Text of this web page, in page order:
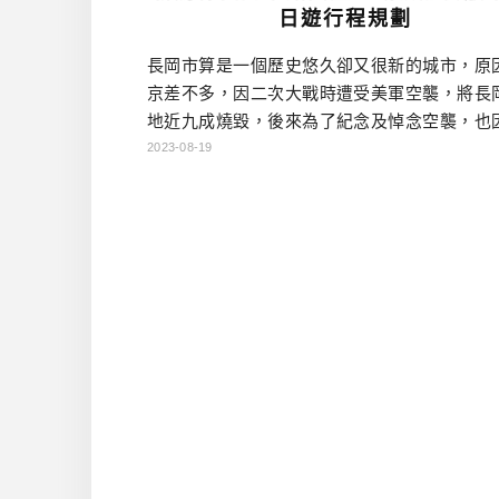
日遊行程規劃
長岡市算是一個歷史悠久卻又很新的城市，原
京差不多，因二次大戰時遭受美軍空襲，將長
地近九成燒毀，後來為了紀念及悼念空襲，也
了長岡花火大會(此會性質上還是有慰靈祭的影子
2023-08-19